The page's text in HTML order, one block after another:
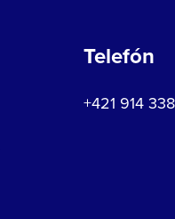
Telefón
+421 914